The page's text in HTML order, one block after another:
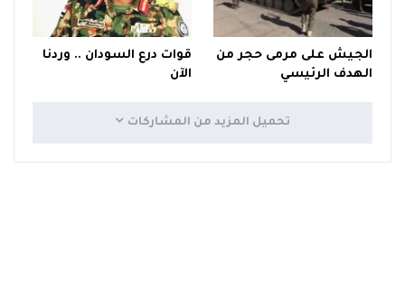
الجيش على مرمى حجر من
الهدف الرئيسي
قوات درع السودان .. وردنا
الآن
تحميل المزيد من المشاركات